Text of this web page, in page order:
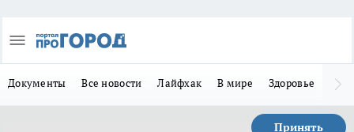
Документы Все новости Лайфхак В мире Здоровье
Принять